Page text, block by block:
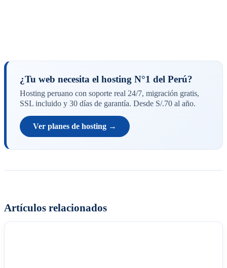
¿Tu web necesita el hosting N°1 del Perú?
Hosting peruano con soporte real 24/7, migración gratis,
SSL incluido y 30 días de garantía. Desde S/.70 al año.
Ver planes de hosting →
Artículos relacionados